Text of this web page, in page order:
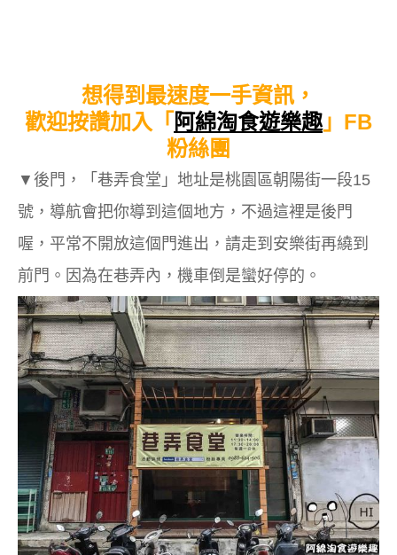
想得到最速度一手資訊，
歡迎按讚加入「 阿綿淘食遊樂趣 」FB
粉絲團
▼後門，「巷弄食堂」地址是桃園區朝陽街一段15
號，導航會把你導到這個地方，不過這裡是後門
喔，平常不開放這個門進出，請走到安樂街再繞到
前門。因為在巷弄內，機車倒是蠻好停的。